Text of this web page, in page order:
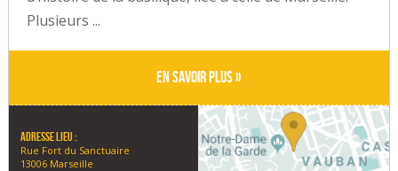
Plusieurs ...
En savoir plus »
Adresse lieu :
Rue Fort du Sanctuaire
13006 Marseille